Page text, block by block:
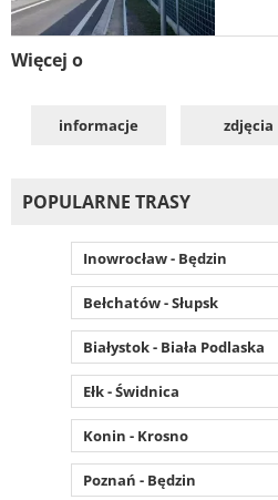
Więcej o
informacje zdjęcia
POPULARNE TRASY
Inowrocław - Będzin
Bełchatów - Słupsk
Białystok - Biała Podlaska
Ełk - Świdnica
Konin - Krosno
Poznań - Będzin